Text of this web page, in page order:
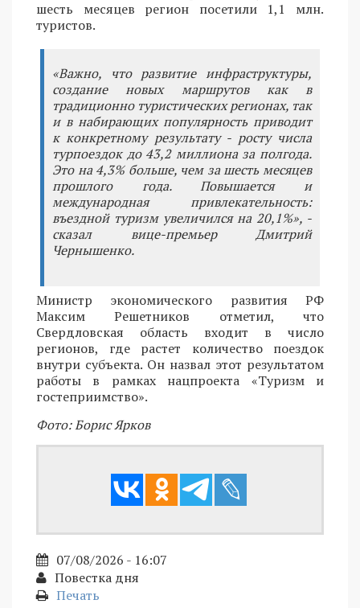
шесть месяцев регион посетили 1,1 млн.
туристов.
«Важно, что развитие инфраструктуры,
создание новых маршрутов как в
традиционно туристических регионах, так
и в набирающих популярность приводит
к конкретному результату - росту числа
турпоездок до 43,2 миллиона за полгода.
Это на 4,3% больше, чем за шесть месяцев
прошлого года. Повышается и
международная привлекательность:
въездной туризм увеличился на 20,1%», -
сказал вице-премьер Дмитрий
Чернышенко.
Министр экономического развития РФ
Максим Решетников отметил, что
Свердловская область входит в число
регионов, где растет количество поездок
внутри субъекта. Он назвал этот результатом
работы в рамках нацпроекта «Туризм и
гостеприимство».
Фото: Борис Ярков
07/08/2026 - 16:07
Повестка дня
Печать